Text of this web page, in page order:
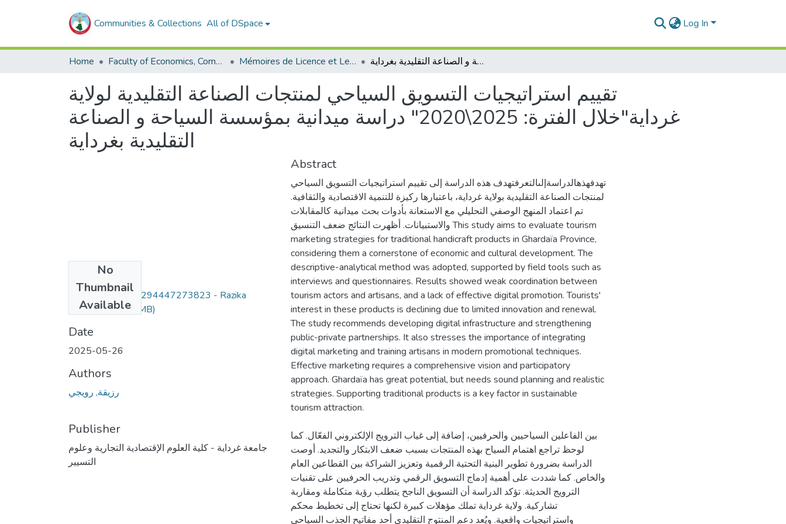
Communities & Collections All of DSpace Log In
Home Faculty of Economics, Commercial Sciences and Management Sciences Mémoires de Licence et Les rapports de stage economie تقييم استراتيجيات التسويق السياحي لمنتجات الصناعة التقليدية لولاية غرداية"خلال الفترة: 2025\2020" دراسة ميدانية بمؤسسة السياحة و الصناعة التقليدية بغرداية
تقييم استراتيجيات التسويق السياحي لمنتجات الصناعة التقليدية لولاية
غرداية"خلال الفترة: 2025\2020" دراسة ميدانية بمؤسسة السياحة و الصناعة
التقليدية بغرداية
No
Thumbnail
Available
inbound1916420294447273823 - Razika
Rouidji.pdf(8.48 MB)
Date
2025-05-26
Authors
رزيقة, رويجي
Publisher
جامعة غرداية - كلية العلوم الإقتصادية التجارية وعلوم
التسيير
Abstract
تهدفهذهالدراسةإلىالتعرفتهدف هذه الدراسة إلى تقييم استراتيجيات التسويق السياحي
لمنتجات الصناعة التقليدية بولاية غرداية، باعتبارها ركيزة للتنمية الاقتصادية والثقافية.
تم اعتماد المنهج الوصفي التحليلي مع الاستعانة بأدوات بحث ميدانية كالمقابلات
والاستبيانات. أظهرت النتائج ضعف التنسيق This study aims to evaluate tourism
marketing strategies for traditional handicraft products in Ghardaïa Province,
considering them a cornerstone of economic and cultural development. The
descriptive-analytical method was adopted, supported by field tools such as
interviews and questionnaires. Results showed weak coordination between
tourism actors and artisans, and a lack of effective digital promotion. Tourists'
interest in these products is declining due to limited innovation and renewal.
The study recommends developing digital infrastructure and strengthening
public-private partnerships. It also stresses the importance of integrating
digital marketing and training artisans in modern promotional techniques.
Effective marketing requires a comprehensive vision and participatory
approach. Ghardaïa has great potential, but needs sound planning and realistic
strategies. Supporting traditional products is a key factor in sustainable
tourism attraction.
بين الفاعلين السياحيين والحرفيين، إضافة إلى غياب الترويج الإلكتروني الفعّال. كما
لوحظ تراجع اهتمام السياح بهذه المنتجات بسبب ضعف الابتكار والتجديد. أوصت
الدراسة بضرورة تطوير البنية التحتية الرقمية وتعزيز الشراكة بين القطاعين العام
والخاص. كما شددت على أهمية إدماج التسويق الرقمي وتدريب الحرفيين على تقنيات
الترويج الحديثة. تؤكد الدراسة أن التسويق الناجح يتطلب رؤية متكاملة ومقاربة
تشاركية. ولاية غرداية تملك مؤهلات كبيرة لكنها تحتاج إلى تخطيط محكم
واستراتيجيات واقعية. ويُعد دعم المنتوج التقليدي أحد مفاتيح الجذب السياحي